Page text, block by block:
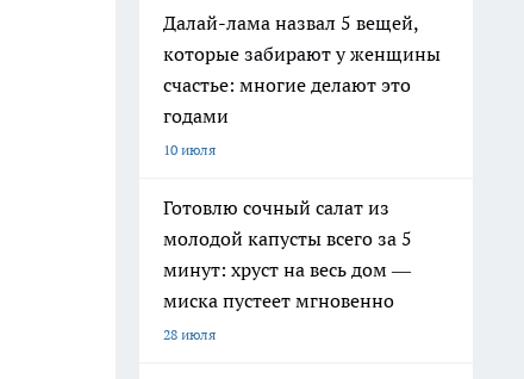
Далай-лама назвал 5 вещей,
которые забирают у женщины
счастье: многие делают это
годами
10 июля
Готовлю сочный салат из
молодой капусты всего за 5
минут: хруст на весь дом —
миска пустеет мгновенно
28 июля